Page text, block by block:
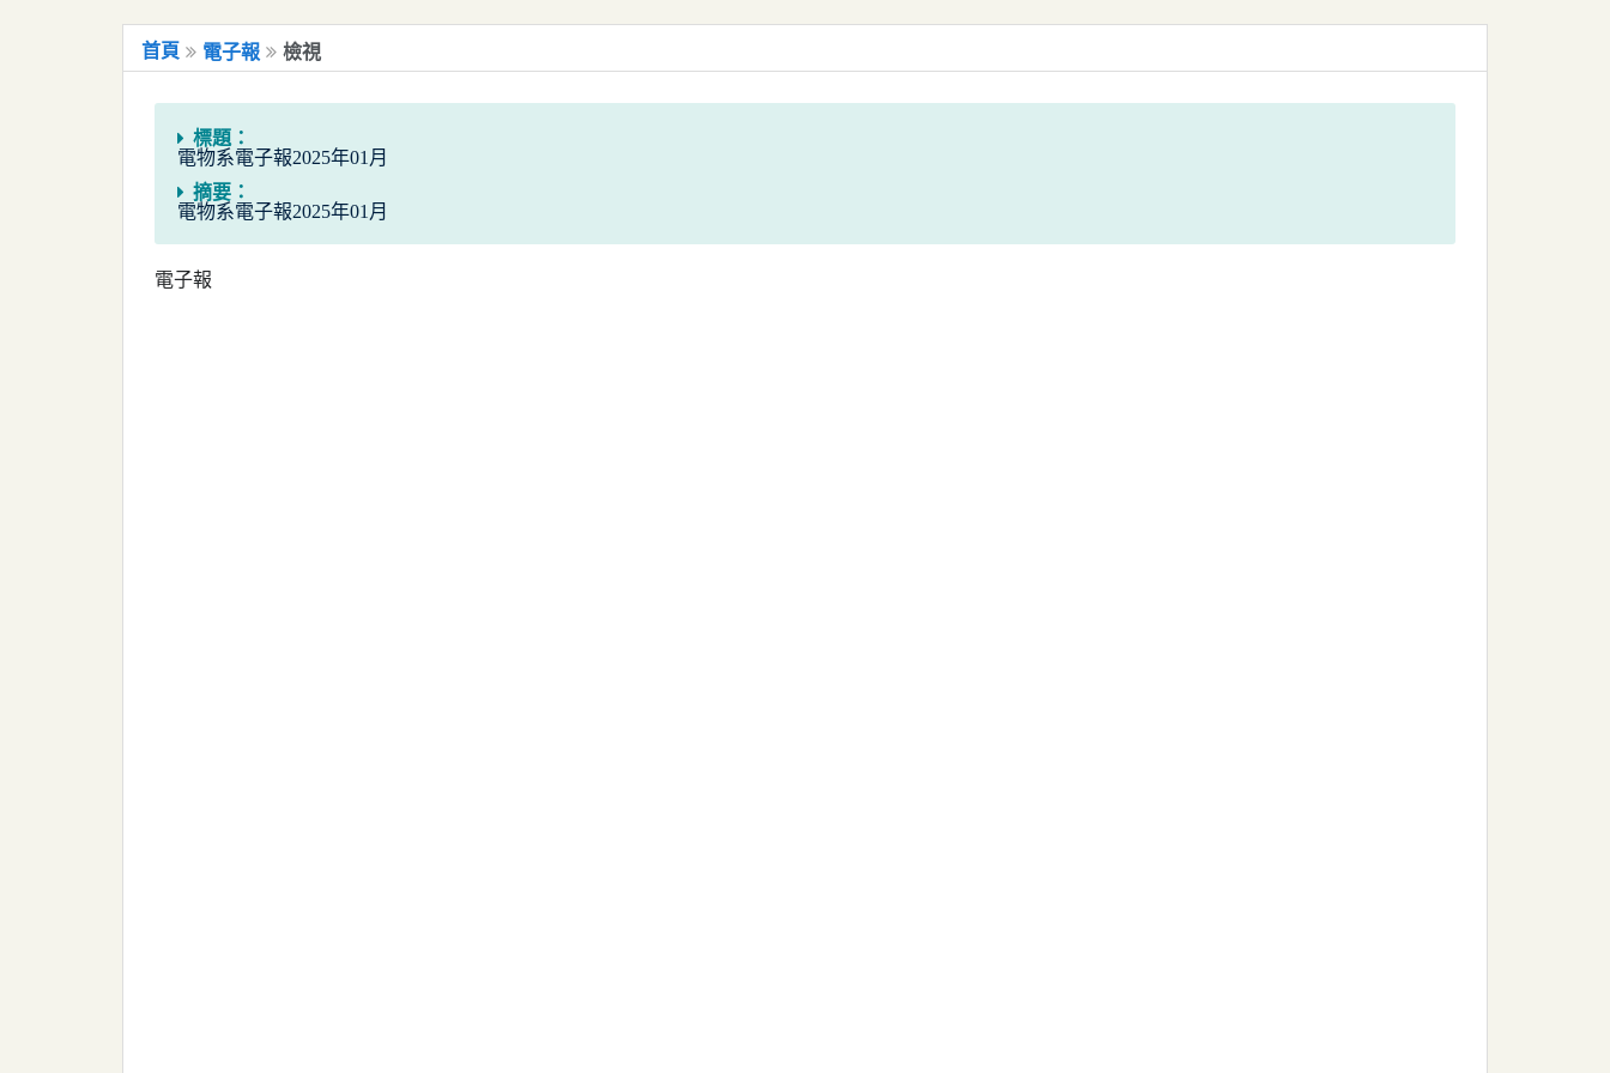
國立嘉義大學電子報系統
首頁
電子報 檢視
標題：
電物系電子報2025年01月
摘要：
電物系電子報2025年01月
電子報